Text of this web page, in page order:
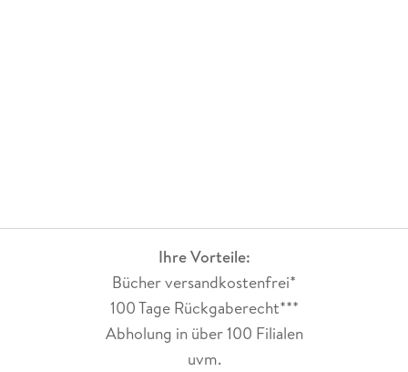
Ihre Vorteile:
Bücher versandkostenfrei*
100 Tage Rückgaberecht***
Abholung in über 100 Filialen
uvm.